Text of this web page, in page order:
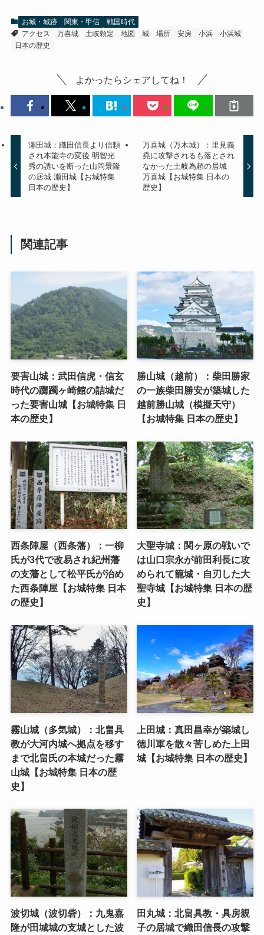
お城・城跡 関東・甲信
戦国時代
アクセス
万喜城 土岐頼定 地図 城 場所 安房 小浜
小浜城
日本の歴史
よかったらシェアしてね！
瀬田城：織田信長より信頼
され本能寺の変後 明智光
秀の誘いを断った山岡景隆
の居城 瀬田城【お城特集
日本の歴史】
万喜城（万木城）：里見義
堯に攻撃されるも落とされ
なかった土岐為頼の居城
万喜城【お城特集 日本の
歴史】
関連記事
要害山城：武田信虎・信玄
時代の躑躅ヶ崎館の詰城だ
った要害山城【お城特集 日
本の歴史】
勝山城（越前）：柴田勝家
の一族柴田勝安が築城した
越前勝山城（模擬天守）
【お城特集 日本の歴史】
西条陣屋（西条藩）：一柳
氏が3代で改易され紀州藩
の支藩として松平氏が治め
た西条陣屋【お城特集 日本
の歴史】
大聖寺城：関ヶ原の戦いで
は山口宗永が前田利長に攻
められて籠城・自刃した大
聖寺城【お城特集 日本の歴
史】
霧山城（多気城）：北畠具
教が大河内城へ拠点を移す
まで北畠氏の本城だった霧
山城【お城特集 日本の歴
史】
上田城：真田昌幸が築城し
徳川軍を散々苦しめた上田
城【お城特集 日本の歴史】
波切城（波切砦）：九鬼嘉
隆が田城城の支城とした波
田丸城：北畠具教・具房親
子の居城で織田信長の攻撃